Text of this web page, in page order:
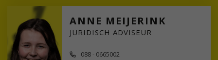
ANNE MEIJERINK
JURIDISCH ADVISEUR
088 - 0665002